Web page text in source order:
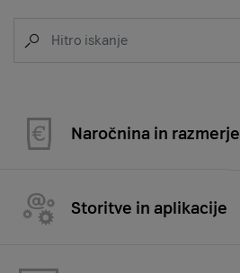
Naročnina in razmerje
Storitve in aplikacije